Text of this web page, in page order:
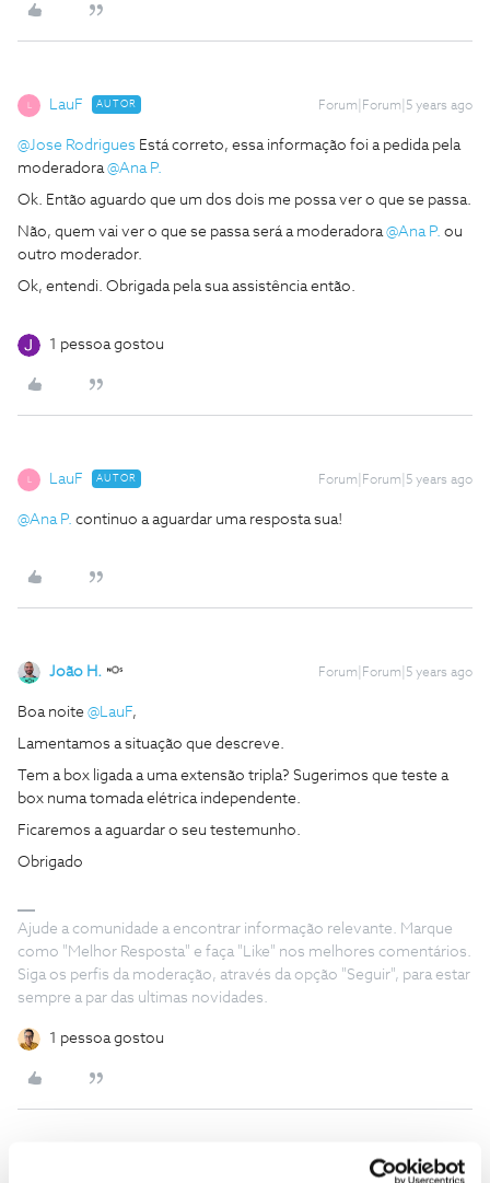
LauF AUTOR Forum|Forum|5 years ago
@Jose Rodrigues Está correto, essa informação foi a pedida pela
moderadora@Ana P.
Ok. Então aguardo que um dos dois me possa ver o que se passa.
Não, quem vai ver o que se passa será a moderadora@Ana P. ou
outro moderador.
Ok, entendi. Obrigada pela sua assistência então.
1 pessoa gostou
LauF AUTOR Forum|Forum|5 years ago
@Ana P. continuo a aguardar uma resposta sua!
João H. Forum|Forum|5 years ago
Boa noite @LauF,
Lamentamos a situação que descreve.
Tem a box ligada a uma extensão tripla? Sugerimos que teste a
box numa tomada elétrica independente.
Ficaremos a aguardar o seu testemunho.
Obrigado
Ajude a comunidade a encontrar informação relevante. Marque
como "Melhor Resposta" e faça "Like" nos melhores comentários.
Siga os perfis da moderação, através da opção "Seguir", para estar
sempre a par das ultimas novidades.
1 pessoa gostou
Forum|Forum|5 years ago